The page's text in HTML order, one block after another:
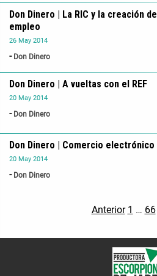
26 May 2014
Don Dinero
Don Dinero | La RIC y la creación de
empleo
20 May 2014
Don Dinero
Don Dinero | A vueltas con el REF
20 May 2014
Don Dinero
Don Dinero | Comercio electrónico
Anterior 1 … 66